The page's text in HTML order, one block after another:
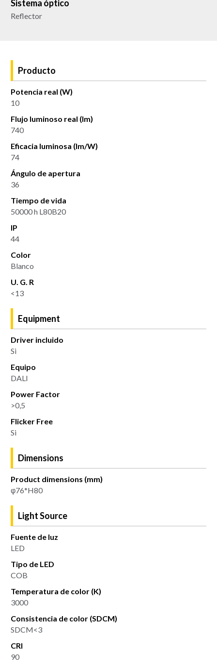
Sistema óptico
Reflector
Producto
Potencia real (W)
10
Flujo luminoso real (lm)
740
Eficacia luminosa (lm/W)
74
Ángulo de apertura
36
Tiempo de vida
50000 h L80B20
IP
44
Color
Blanco
U. G. R
<13
Equipment
Driver incluido
Si
Equipo
DALI
Power Factor
>0,5
Flicker Free
Si
Dimensions
Product dimensions (mm)
φ76*H80
Light Source
Fuente de luz
LED
Tipo de LED
COB
Temperatura de color (K)
3000
Consistencia de color (SDCM)
SDCM<3
CRI
90